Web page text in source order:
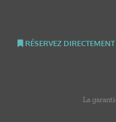
RÉSERVEZ
La